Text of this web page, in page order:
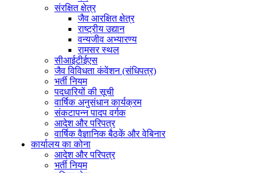
संरक्षित क्षेत्र
जैव आरक्षित क्षेत्र
राष्ट्रीय उद्यान
वन्यजीव अभ्यारण्य
रामसर स्थल
सीआईटीईएस
जैव विविधता कंवेंशन (संधिपत्र)
भर्ती नियम
पदधारियों की सूची
वार्षिक अनुसंधान कार्यक्रम
संकटापन्न पादप वर्गक
आदेश और परिपत्र
वार्षिक वैज्ञानिक बैठकें और वेबिनार
कार्यालय का कोना
आदेश और परिपत्र
भर्ती नियम